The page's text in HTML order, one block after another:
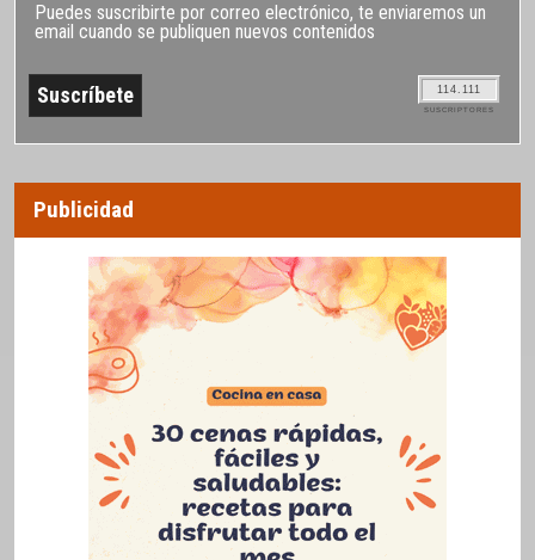
Puedes suscribirte por correo electrónico, te enviaremos un
email cuando se publiquen nuevos contenidos
114.111
SUSCRIPTORES
Publicidad